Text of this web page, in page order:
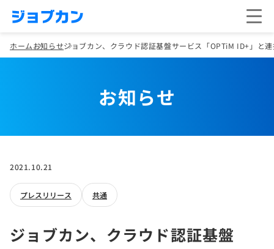
ホームお知らせジョブカン、クラウド認証基盤サービス「OPTiM ID+」と
お知らせ
2021.10.21
プレスリリース 共通
ジョブカン、クラウド認証基盤